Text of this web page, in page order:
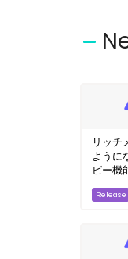
リッチ
ように
ピー機